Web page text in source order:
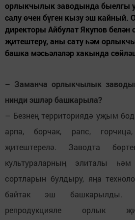
орлыкчылык заводында быелгы
салу өчен бүген кызу эш
директоры Айбулат Якупов
җитештерү, аны сату һәм
башка мәсьәләләр хакында
– Заманча орлыкчылык
нинди эшләр башкарыла?
– Безнең территориядә уҗым
арпа, борчак, рапс,
җитештерелә. Заводта
культураларның элиталы
сортларын булдыру, яңа
байтак эш башкарылды.
репродукцияле орлык